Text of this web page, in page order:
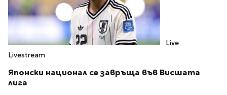
Live
Livestream
Японски национал се завръща във Висшата
лига